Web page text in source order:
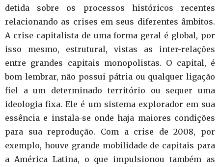
detida sobre os processos históricos recentes
relacionando as crises em seus diferentes âmbitos.
A crise capitalista de uma forma geral é global, por
isso mesmo, estrutural, vistas as inter-relações
entre grandes capitais monopolistas. O capital, é
bom lembrar, não possui pátria ou qualquer ligação
fiel a um determinado território ou sequer uma
ideologia fixa. Ele é um sistema explorador em sua
essência e instala-se onde haja maiores condições
para sua reprodução. Com a crise de 2008, por
exemplo, houve grande mobilidade de capitais para
a América Latina, o que impulsionou também as